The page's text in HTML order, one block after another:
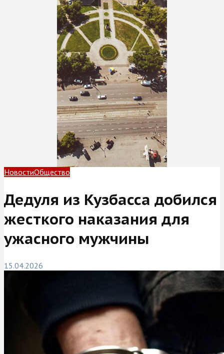
НовостиОбщество
Дедуля из Кузбасса добился
жесткого наказания для
ужасного мужчины
15.04.2026